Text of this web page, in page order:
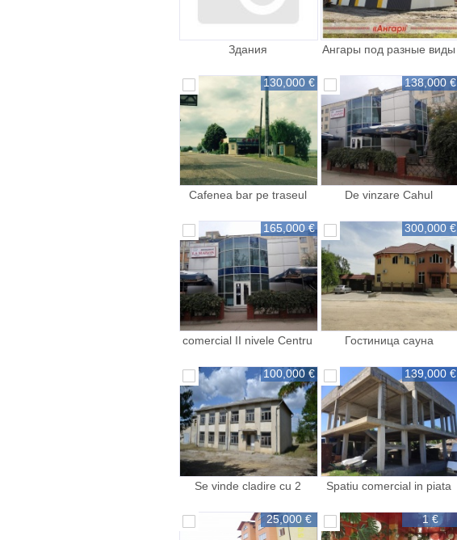
Здания
Ангары под разные виды
130,000 €
Cafenea bar pe traseul
138,000 €
De vinzare Cahul
165,000 €
comercial II nivele Centru
300,000 €
Гостиница сауна
100,000 €
Se vinde cladire cu 2
139,000 €
Spatiu comercial in piata
Cimislia
25,000 €
1 €